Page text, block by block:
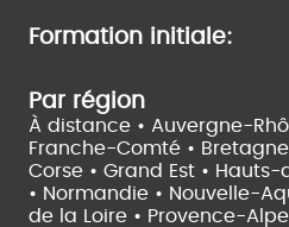
Formation initiale:
Par région
À distance • Auvergne-
Franche-Comté • Bretagne
Corse • Grand Est • Hauts-
• Normandie • Nouvelle-
de la Loire • Provence-